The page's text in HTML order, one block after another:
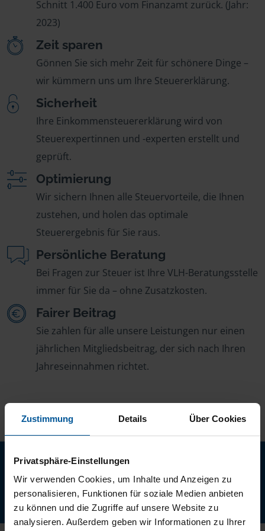
Zustimmung Details Über Cookies
Privatsphäre-Einstellungen
Wir verwenden Cookies, um Inhalte und Anzeigen zu
personalisieren, Funktionen für soziale Medien anbieten
zu können und die Zugriffe auf unsere Website zu
analysieren. Außerdem geben wir Informationen zu Ihrer
Schnitt 1.400 Euro vom Finanzamt zurück. (Jahr:
2023)
Zeit sparen
Gönnen Sie sich mehr Zeit für schönere Dinge –
wir kümmern uns um Ihre Steuererklärung.
Sicherheit
Ihre Einkommensteuererklärung wird von
Steuerexpertinnen und -experten erstellt und
geprüft.
Optimierung
Wir sichern Ihnen alle Steuervorteile, die Ihnen
zustehen, und holen das optimale
Steuerergebnis für Sie raus.
Persönliche Beratung
Bei Fragen zur Steuer ist Ihre VLH-Beratungsstelle
immer für Sie da – ohne Zusatzkosten.
Fairer Beitrag
Sie zahlen für alle unsere Leistungen nur einen
jährlichen Mitgliedsbeitrag, der sich nach Ihren
Jahreseinnahmen richtet.
Neu: Jetzt auch digital Mitglied werden!
Schnell, einfach und komplett online - ohne Termin.
Jetzt digital starten